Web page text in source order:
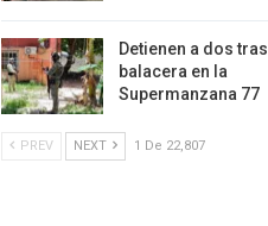
Detienen a dos tras
balacera en la
Supermanzana 77
PREV NEXT 1 De 22,807